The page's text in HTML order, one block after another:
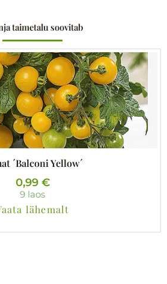
taimetalu soovitab
´Balconi Yellow´
0,99 €
9 laos
lähemalt